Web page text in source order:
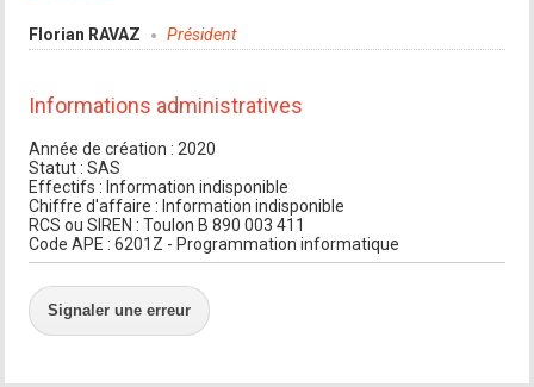
Florian RAVAZ Président
Informations administratives
Année de création : 2020
Statut : SAS
Effectifs : Information indisponible
Chiffre d'affaire : Information indisponible
RCS ou SIREN : Toulon B 890 003 411
Code APE : 6201Z - Programmation informatique
Signaler une erreur